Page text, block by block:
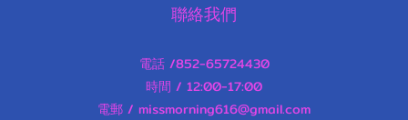
聯絡我們
電話 /852-65724430
時間 / 12:00-17:00
電郵 / missmorning616@gmail.com